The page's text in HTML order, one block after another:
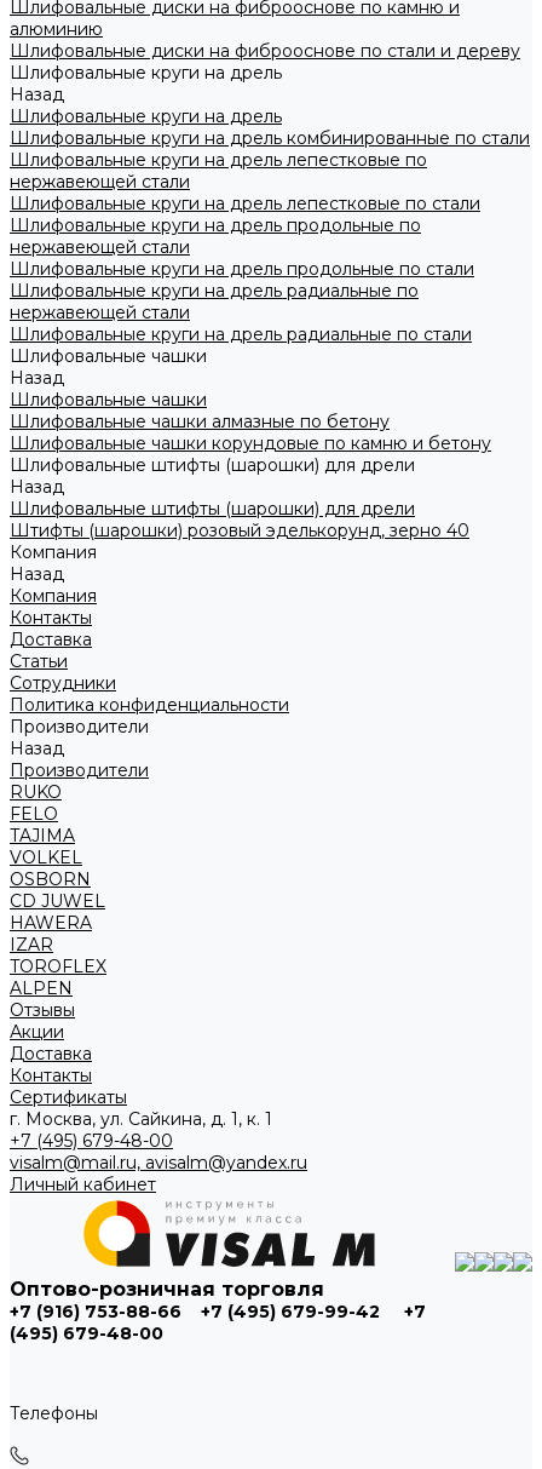
Шлифовальные диски на фиброоснове по камню и
алюминию
Шлифовальные диски на фиброоснове по стали и дереву
Шлифовальные круги на дрель
Назад
Шлифовальные круги на дрель
Шлифовальные круги на дрель комбинированные по стали
Шлифовальные круги на дрель лепестковые по
нержавеющей стали
Шлифовальные круги на дрель лепестковые по стали
Шлифовальные круги на дрель продольные по
нержавеющей стали
Шлифовальные круги на дрель продольные по стали
Шлифовальные круги на дрель радиальные по
нержавеющей стали
Шлифовальные круги на дрель радиальные по стали
Шлифовальные чашки
Назад
Шлифовальные чашки
Шлифовальные чашки алмазные по бетону
Шлифовальные чашки корундовые по камню и бетону
Шлифовальные штифты (шарошки) для дрели
Назад
Шлифовальные штифты (шарошки) для дрели
Штифты (шарошки) розовый эделькорунд, зерно 40
Компания
Назад
Компания
Контакты
Доставка
Статьи
Сотрудники
Политика конфиденциальности
Производители
Назад
Производители
RUKO
FELO
TAJIMA
VOLKEL
OSBORN
CD JUWEL
HAWERA
IZAR
TOROFLEX
ALPEN
Отзывы
Акции
Доставка
Контакты
Сертификаты
г. Москва, ул. Сайкина, д. 1, к. 1
+7 (495) 679-48-00
visalm@mail.ru, avisalm@yandex.ru
Личный кабинет
Оптово-розничная торговля
+7 (916) 753-88-66 +7 (495) 679-99-42
+7
(495) 679-48-00
Телефоны